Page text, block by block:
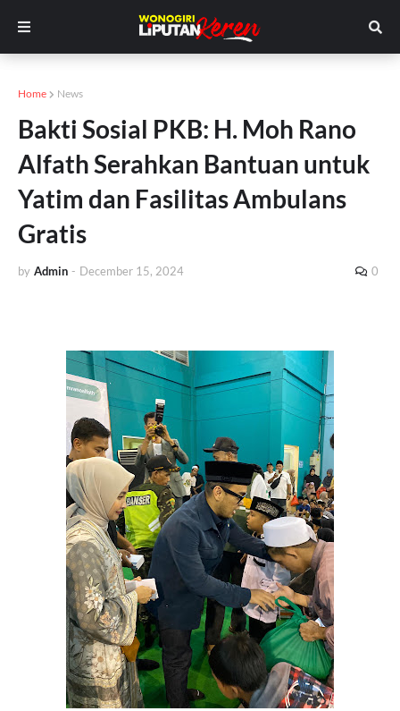
Home News
Bakti Sosial PKB: H. Moh Rano
Alfath Serahkan Bantuan untuk
Yatim dan Fasilitas Ambulans
Gratis
by Admin - December 15, 2024 0